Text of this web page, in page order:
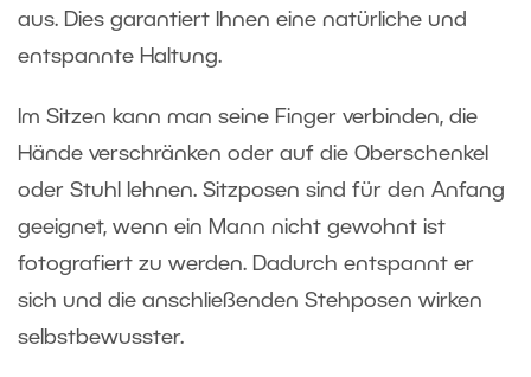
aus. Dies garantiert Ihnen eine natürliche und
entspannte Haltung.
Im Sitzen kann man seine Finger verbinden, die
Hände verschränken oder auf die Oberschenkel
oder Stuhl lehnen. Sitzposen sind für den Anfang
geeignet, wenn ein Mann nicht gewohnt ist
fotografiert zu werden. Dadurch entspannt er
sich und die anschließenden Stehposen wirken
selbstbewusster.